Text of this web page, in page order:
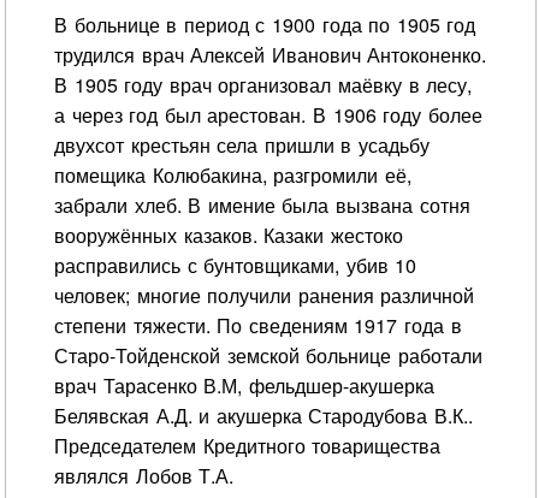
В больнице в период с 1900 года по 1905 год
трудился врач Алексей Иванович Антоконенко.
В 1905 году врач организовал маёвку в лесу,
а через год был арестован. В 1906 году более
двухсот крестьян села пришли в усадьбу
помещика Колюбакина, разгромили её,
забрали хлеб. В имение была вызвана сотня
вооружённых казаков. Казаки жестоко
расправились с бунтовщиками, убив 10
человек; многие получили ранения различной
степени тяжести. По сведениям 1917 года в
Старо-Тойденской земской больнице работали
врач Тарасенко В.М, фельдшер-акушерка
Белявская А.Д. и акушерка Стародубова В.К..
Председателем Кредитного товарищества
являлся Лобов Т.А.